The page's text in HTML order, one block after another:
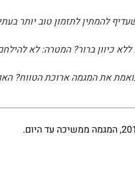
להמתין לתזמון טוב יותר
כיוון ברור? המטרה: לא
את המגמה ארוכת הטווח? האם